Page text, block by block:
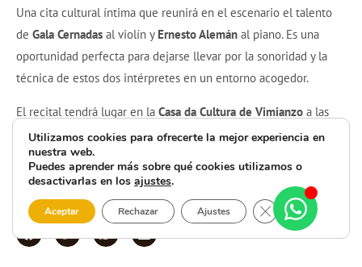
Una cita cultural íntima que reunirá en el escenario el talento
de Gala Cernadas al violín y Ernesto Alemán al piano. Es una
oportunidad perfecta para dejarse llevar por la sonoridad y la
técnica de estos dos intérpretes en un entorno acogedor.
El recital tendrá lugar en la Casa da Cultura de Vimianzo a las
20:30h. Te invitamos a disfrutar de esta propuesta musical
organizada por el Concello, ideal para quienes buscan un plan
tranquilo y lleno de sensibilidad artística para la noche del
sábado. ¡No faltes a esta cita con la música en directo!
Utilizamos cookies para ofrecerte la mejor experiencia en
nuestra web.
Puedes aprender más sobre qué cookies utilizamos o
desactivarlas en los ajustes.
Aceptar Rechazar Ajustes Cerrar el banner